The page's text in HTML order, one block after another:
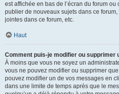
est affichée en bas de l’écran du forum
publier de nouveaux sujets dans ce
jointes dans ce forum, etc.
Haut
Comment puis-je modifier ou supprimer
À moins que vous ne soyez un
vous ne pouvez modifier ou supprimer
pouvez modifier un de vos messages en
dans une limite de temps après que le